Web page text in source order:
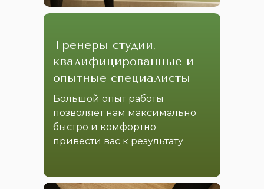
Тренеры студии,
квалифицированные и
опытные специалисты
Большой опыт работы
позволяет нам максимально
быстро и комфортно
привести вас к результату